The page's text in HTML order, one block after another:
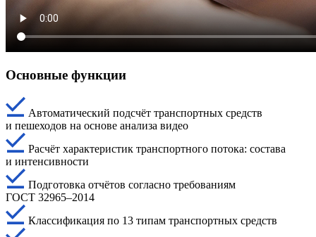
Основные функции
Автоматический подсчёт транспортных средств
и пешеходов на основе анализа видео
Расчёт характеристик транспортного потока: состава
и интенсивности
Подготовка отчётов согласно требованиям
ГОСТ 32965–2014
Классификация по 13 типам транспортных средств